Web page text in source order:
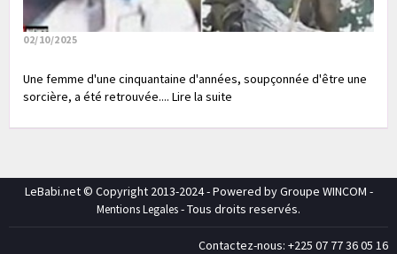
02/10/2025
Une femme d'une cinquantaine d'années, soupçonnée d'être une
sorcière, a été retrouvée.... Lire la suite
LeBabi.net © Copyright 2013-2024 - Powered by Groupe WINCOM -
Mentions Legales- Tous droits reservés.
Contactez-nous: +225 07 77 36 05 16